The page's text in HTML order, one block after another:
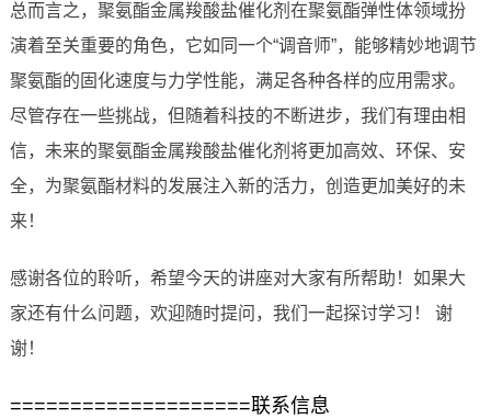
总而言之，聚氨酯金属羧酸盐催化剂在聚氨酯弹性体领域扮
演着至关重要的角色，它如同一个“调音师”，能够精妙地调节
聚氨酯的固化速度与力学性能，满足各种各样的应用需求。
尽管存在一些挑战，但随着科技的不断进步，我们有理由相
信，未来的聚氨酯金属羧酸盐催化剂将更加高效、环保、安
全，为聚氨酯材料的发展注入新的活力，创造更加美好的未
来！
感谢各位的聆听，希望今天的讲座对大家有所帮助！如果大
家还有什么问题，欢迎随时提问，我们一起探讨学习！ 谢
谢！
====================联系信息